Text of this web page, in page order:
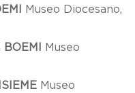
Museo Diocesano,
Museo
Museo